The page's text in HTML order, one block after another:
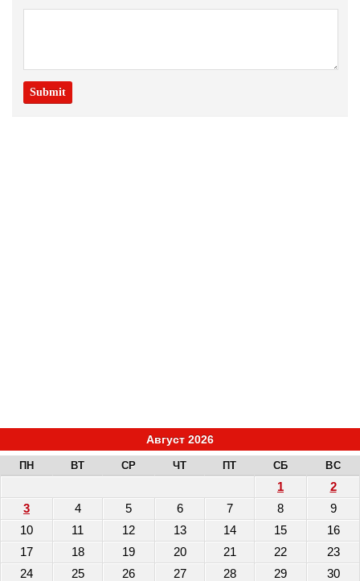
Август 2026
ПН ВТ СР ЧТ ПТ СБ ВС
1
2
3
4 5 6 7 8
9
10
11 12 13 14 15
16
17
18 19 20 21 22
23
24
25 26 27 28 29
30